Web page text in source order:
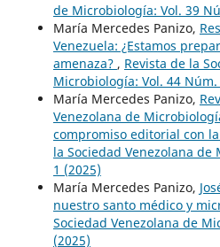
de Microbiología: Vol. 39
María Mercedes Panizo,
Venezuela: ¿Estamos
amenaza? , Revista de la
Microbiología: Vol. 44 Núm.
María Mercedes Panizo,
Venezolana de
compromiso editorial con
la Sociedad Venezolana
1 (2025)
María Mercedes Panizo,
nuestro santo médico y
Sociedad Venezolana de
(2025)